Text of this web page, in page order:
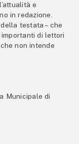
e
in redazione.
testata – che
di lettori
non intende
Municipale di